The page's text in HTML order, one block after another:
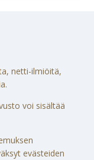
netti-ilmiöitä,
voi sisältää
evästeiden